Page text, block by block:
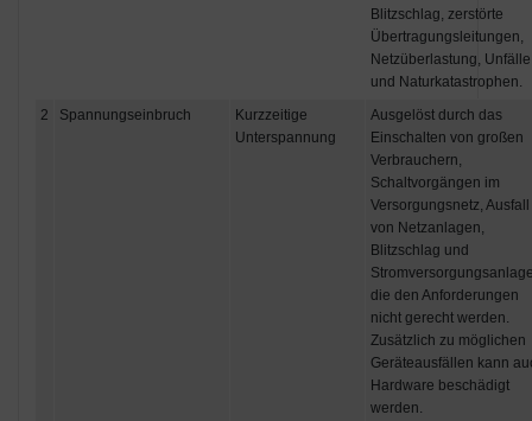
Blitzschlag, zerstörte
Übertragungsleitungen,
Netzüberlastung, Unfälle
und Naturkatastrophen.
2
Spannungseinbruch
Kurzzeitige
Unterspannung
Ausgelöst durch das
Einschalten von großen
Verbrauchern,
Schaltvorgängen im
Versorgungsnetz, Ausfall
von Netzanlagen,
Blitzschlag und
die den Anforderungen
nicht gerecht werden.
Zusätzlich zu möglichen
Geräteausfällen kann
Hardware beschädigt
werden.